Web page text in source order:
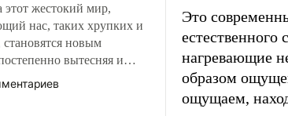
жестокий мир,
нас, таких хрупких и
новым
вытесняя и
требование к
– быть мужественным и
Это
нагревающие
образом
ощущаем,